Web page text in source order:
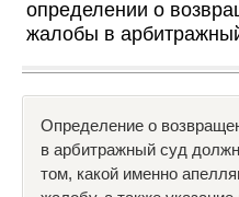
определении о
жалобы в
Определение о
в арбитражный суд
том, какой именно